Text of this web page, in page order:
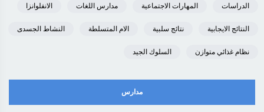
الدراسات المهارات الاجتماعية مدارس اللغات الانفلوانزا
النتائج الايجابية نتائج سلبية الام المتسلطة النشاط الجسدى
نظام غذائي متوازن السلوك الجيد
مدارس